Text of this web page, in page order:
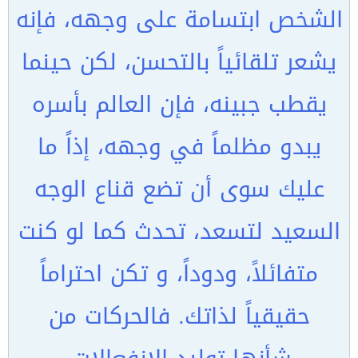
الشخص ابتسامة على وجهه، فإنه
يشعر تلقائياً بالتحسن، لكن حينما
يقطب جبينه، فإن العالم بأسره
يبدو مظلماً في وجهه، إذاً ما
عليك سوى أن تضع قناع الوجه
السعيد لتسعد، تحدث كما لو كنت
متفائلاً، ودوداً، و تكن احتراماً
حقيقياً لذاتك. فالحركات من